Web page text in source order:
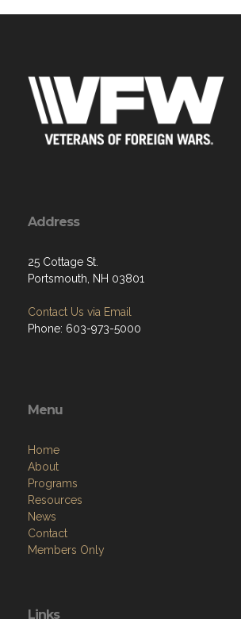
Address
25 Cottage St.
Portsmouth, NH 03801
Contact Us via Email
Phone: 603-973-5000
Menu
Home
About
Programs
Resources
News
Contact
Members Only
Links